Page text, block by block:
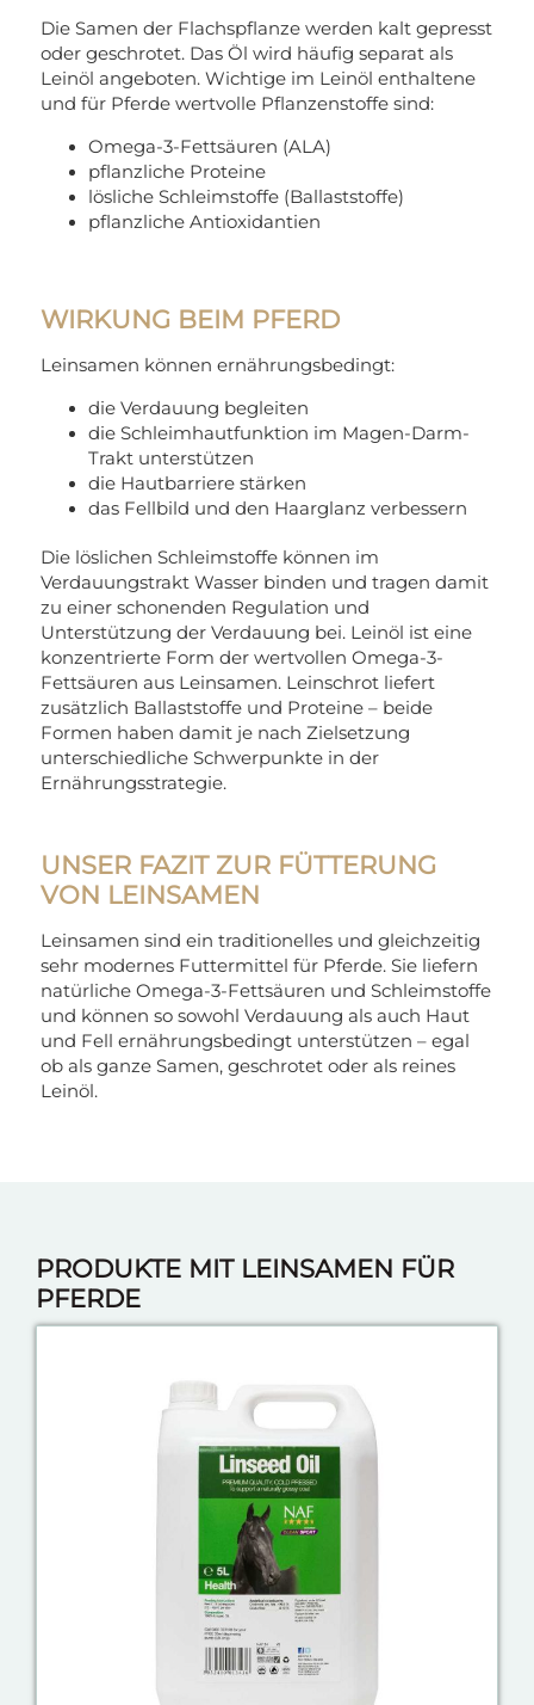
Die Samen der Flachspflanze werden kalt gepresst
oder geschrotet. Das Öl wird häufig separat als
Leinöl angeboten. Wichtige im Leinöl enthaltene
und für Pferde wertvolle Pflanzenstoffe sind:
Omega-3-Fettsäuren (ALA)
pflanzliche Proteine
lösliche Schleimstoffe (Ballaststoffe)
pflanzliche Antioxidantien
WIRKUNG BEIM PFERD
Leinsamen können ernährungsbedingt:
die Verdauung begleiten
die Schleimhautfunktion im Magen-Darm-
Trakt unterstützen
die Hautbarriere stärken
das Fellbild und den Haarglanz verbessern
Die löslichen Schleimstoffe können im
Verdauungstrakt Wasser binden und tragen damit
zu einer schonenden Regulation und
Unterstützung der Verdauung bei. Leinöl ist eine
konzentrierte Form der wertvollen Omega-3-
Fettsäuren aus Leinsamen. Leinschrot liefert
zusätzlich Ballaststoffe und Proteine – beide
Formen haben damit je nach Zielsetzung
unterschiedliche Schwerpunkte in der
Ernährungsstrategie.
UNSER FAZIT ZUR FÜTTERUNG
VON LEINSAMEN
Leinsamen sind ein traditionelles und gleichzeitig
sehr modernes Futtermittel für Pferde. Sie liefern
natürliche Omega-3-Fettsäuren und Schleimstoffe
und können so sowohl Verdauung als auch Haut
und Fell ernährungsbedingt unterstützen – egal
ob als ganze Samen, geschrotet oder als reines
Leinöl.
PRODUKTE MIT LEINSAMEN FÜR
PFERDE